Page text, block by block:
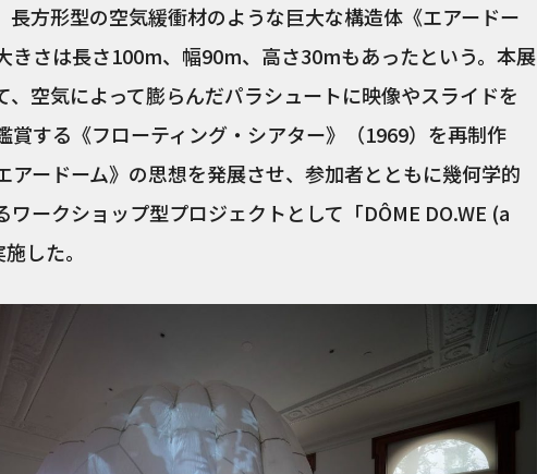
長方形型の空気緩衝材のような巨大な構造体《エアードー
きさは長さ100m、幅90m、高さ30mもあったという。本展
、空気によって膨らんだパラシュートに映像やスライドを
賞する《フローティング・シアター》（1969）を再制作
アードーム》の思想を発展させ、参加者とともに幾何学的
ークショップ型プロジェクトとして「DÔME DO.WE (a
した。